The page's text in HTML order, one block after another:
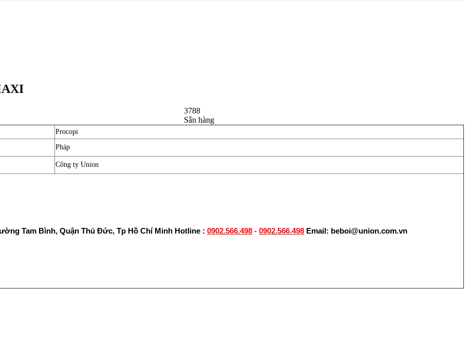
3788
Sẵn hàng
Procopi
Pháp
Công ty Union
Tam Bình, Quận Thủ Đức, Tp Hồ Chí Minh Hotline : 0902.566.498 - 0902.566.498 Email: beboi@union.com.vn